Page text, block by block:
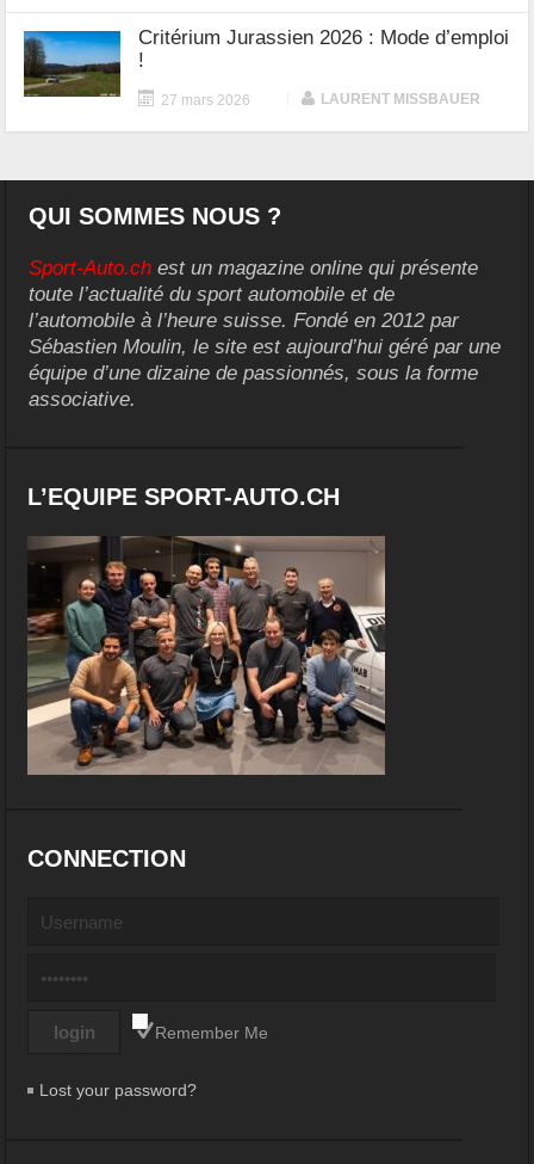
Critérium Jurassien 2026 : Mode d’emploi
!
27 mars 2026 LAURENT MISSBAUER
QUI SOMMES NOUS ?
Sport-Auto.ch est un magazine online qui présente
toute l’actualité du sport automobile et de
l’automobile à l’heure suisse. Fondé en 2012 par
Sébastien Moulin, le site est aujourd’hui géré par une
équipe d’une dizaine de passionnés, sous la forme
associative.
L’EQUIPE SPORT-AUTO.CH
CONNECTION
Remember Me
Lost your password?